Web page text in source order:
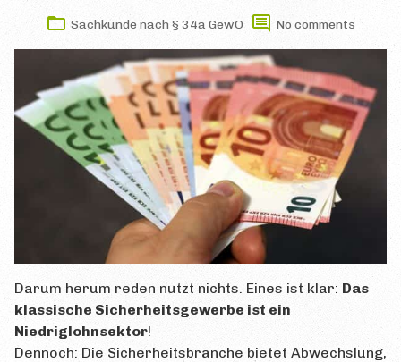
Sachkunde nach § 34a GewO No comments
Darum herum reden nutzt nichts. Eines ist klar: Das
klassische Sicherheitsgewerbe ist ein
Niedriglohnsektor!
Dennoch: Die Sicherheitsbranche bietet Abwechslung,